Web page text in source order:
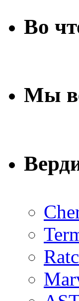
Во
Мы